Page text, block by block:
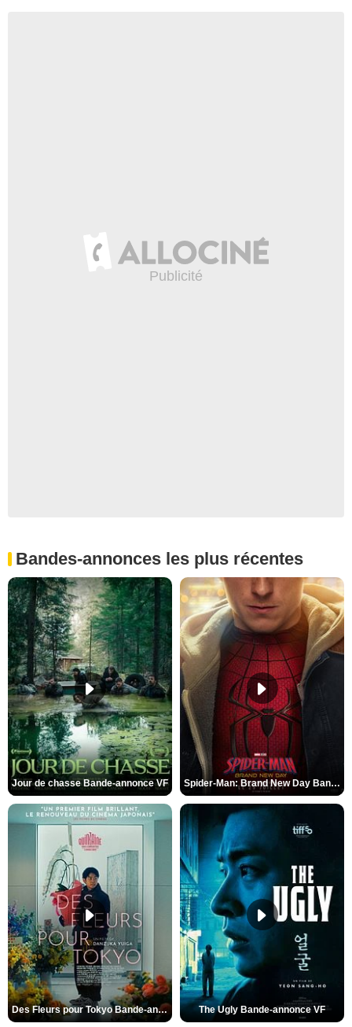
Bandes-annonces les plus récentes
Jour de chasse Bande-annonce VF Spider-Man: Brand New Day Bande-annonce (3) VO STFR
Des Fleurs pour Tokyo Bande-annonce VO STFR The Ugly Bande-annonce VF